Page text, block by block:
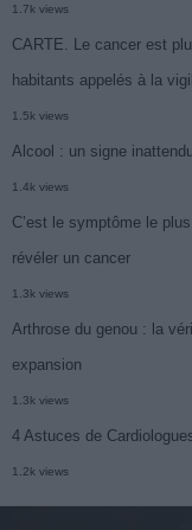
1.7k views
CARTE. Le cancer est
habitants appelés à la
1.5k views
Alcool : un signe
1.4k views
C’est le symptôme le
révéler un cancer
1.3k views
Arthrose du genou : la
expansion
1.3k views
4 Astuces de
1.2k views